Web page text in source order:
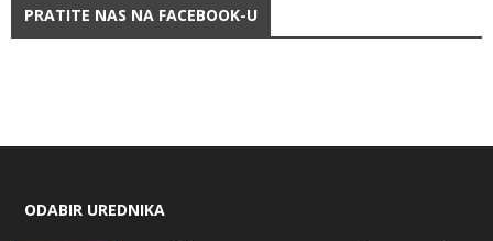
PRATITE NAS NA FACEBOOK-U
ODABIR UREDNIKA